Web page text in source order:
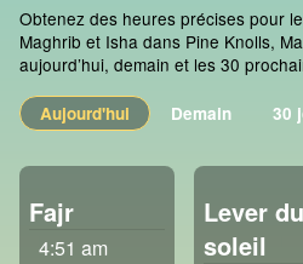
Obtenez des heures précises pour
Maghrib et Isha dans Pine Knolls,
aujourd’hui, demain et les 30
Aujourd'hui Demain 30
Fajr
4:51 am
Lever du
soleil